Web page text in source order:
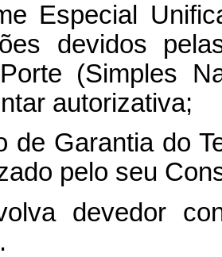
Especial
devidos
(Simples
autorizativa;
de Garantia do
pelo seu
devedor